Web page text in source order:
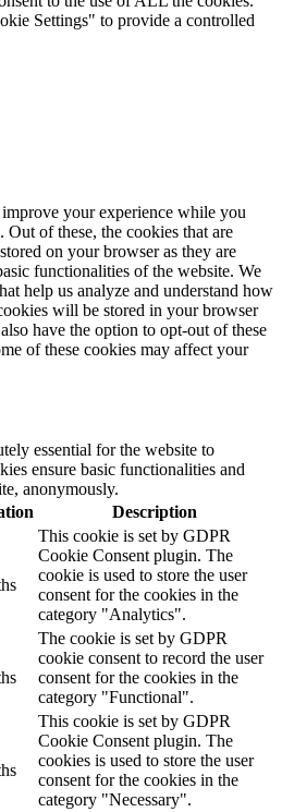
Settings" to provide a controlled
your experience while you
of these, the cookies that are
on your browser as they are
functionalities of the website. We
help us analyze and understand how
will be stored in your browser
have the option to opt-out of these
of these cookies may affect your
essential for the website to
ensure basic functionalities and
anonymously.
Description
This cookie is set by GDPR
Cookie Consent plugin. The
cookie is used to store the user
consent for the cookies in the
category "Analytics".
The cookie is set by GDPR
cookie consent to record the user
consent for the cookies in the
category "Functional".
This cookie is set by GDPR
Cookie Consent plugin. The
cookies is used to store the user
consent for the cookies in the
category "Necessary".